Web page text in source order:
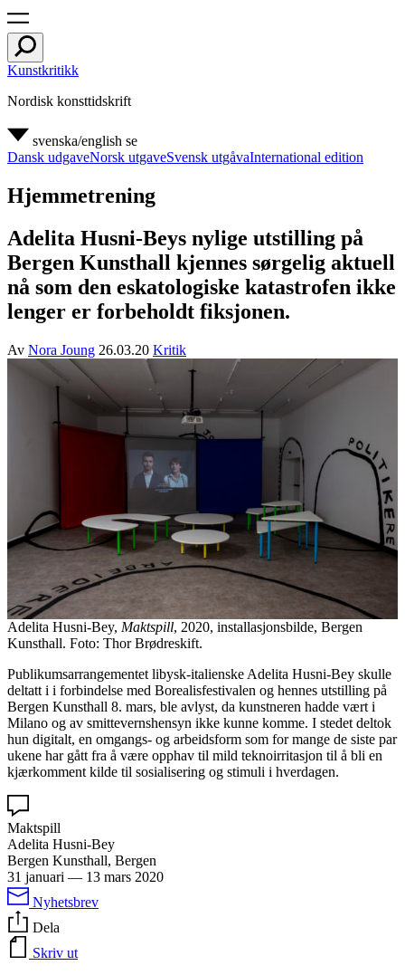
Kunstkritikk
Nordisk konsttidskrift
svenska/english se
Dansk udgaveNorsk utgaveSvensk utgåvaInternational edition
Hjemmetrening
Adelita Husni-Beys nylige utstilling på
Bergen Kunsthall kjennes sørgelig aktuell
nå som den eskatologiske katastrofen ikke
lenger er forbeholdt fiksjonen.
Av Nora Joung 26.03.20 Kritik
Adelita Husni-Bey, Maktspill, 2020, installasjonsbilde, Bergen
Kunsthall. Foto: Thor Brødreskift.
Publikumsarrangementet libysk-italienske Adelita Husni-Bey skulle
deltatt i i forbindelse med Borealisfestivalen og hennes utstilling på
Bergen Kunsthall 8. mars, ble avlyst, da kunstneren hadde vært i
Milano og av smittevernshensyn ikke kunne komme. I stedet deltok
hun digitalt, en omgangs- og arbeidsform som for mange de siste par
ukene har gått fra å være opphav til mild teknoirritasjon til å bli en
kjærkomment kilde til sosialisering og stimuli i hverdagen.
Maktspill
Adelita Husni-Bey
Bergen Kunsthall, Bergen
31 januari — 13 mars 2020
Nyhetsbrev
Dela
Skriv ut